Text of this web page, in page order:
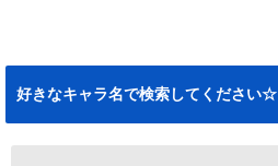
好きなキャラ名で検索してください☆